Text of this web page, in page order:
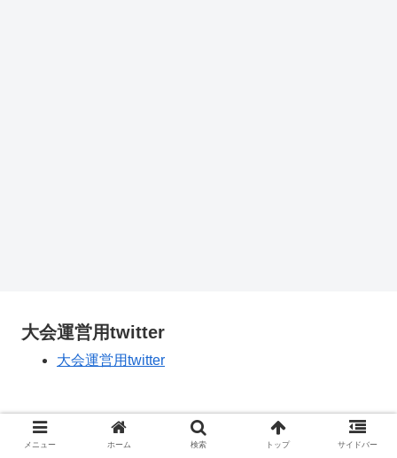
大会運営用twitter
大会運営用twitter
しょげブロ
メニュー ホーム 検索 トップ サイドバー